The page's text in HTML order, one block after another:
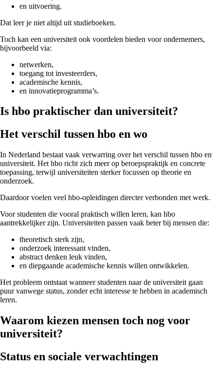
en uitvoering.
Dat leer je niet altijd uit studieboeken.
Toch kan een universiteit ook voordelen bieden voor ondernemers,
bijvoorbeeld via:
netwerken,
toegang tot investeerders,
academische kennis,
en innovatieprogramma’s.
Is hbo praktischer dan universiteit?
Het verschil tussen hbo en wo
In Nederland bestaat vaak verwarring over het verschil tussen hbo en
universiteit. Het hbo richt zich meer op beroepspraktijk en concrete
toepassing, terwijl universiteiten sterker focussen op theorie en
onderzoek.
Daardoor voelen veel hbo-opleidingen directer verbonden met werk.
Voor studenten die vooral praktisch willen leren, kan hbo
aantrekkelijker zijn. Universiteiten passen vaak beter bij mensen die:
theoretisch sterk zijn,
onderzoek interessant vinden,
abstract denken leuk vinden,
en diepgaande academische kennis willen ontwikkelen.
Het probleem ontstaat wanneer studenten naar de universiteit gaan
puur vanwege status, zonder echt interesse te hebben in academisch
leren.
Waarom kiezen mensen toch nog voor
universiteit?
Status en sociale verwachtingen